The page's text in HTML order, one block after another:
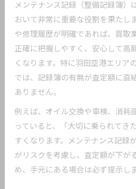
メンテナンス記録（整備記録簿）
おいて非常に重要な役割を果たし
や修理履歴が明確であれば、買取
正確に把握しやすく、安心して高
くなります。特に羽田空港エリア
では、記録簿の有無が査定額に直
ありません。
例えば、オイル交換や車検、消耗
っていると、「大切に乗られてき
すくなります。メンテナンス記録
がリスクを考慮し、査定額が下が
め、手元にある場合は必ず提示し